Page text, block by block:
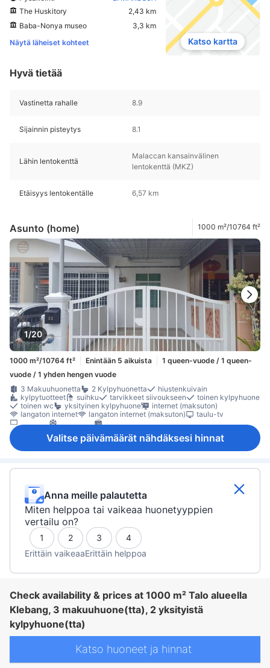
The Huskitory
2,43 km
Baba-Nonya museo
3,3 km
Näytä läheiset kohteet
Katso kartta
Hyvä tietää
Vastinetta rahalle 8.9
Sijainnin pisteytys 8.1
Lähin lentokenttä
Malaccan kansainvälinen
lentokenttä (MKZ)
Etäisyys lentokentälle 6,57 km
Asunto (home) 1000 m²/10764 ft²
1/20
1000 m²/10764 ft² Enintään 5 aikuista
1 queen-vuode / 1 queen-
vuode / 1 yhden hengen vuode
3 Makuuhuonetta
2 Kylpyhuonetta
hiustenkuivain
kylpytuotteet
suihku tarvikkeet siivoukseen
toinen kylpyhuone
toinen wc
yksityinen kylpyhuone
internet (maksuton)
langaton internet
langaton internet (maksuton)
taulu-tv
Pistorasiat vuoteen lähellä
tossut tuuletin
vuodevaatteet
Valitse päivämäärät nähdäksesi hinnat
Anna meille palautetta
Miten helppoa tai vaikeaa huonetyyppien
vertailu on?
1 2 3
4
Erittäin vaikeaaErittäin helppoa
Check availability & prices at 1000 m² Talo alueella
Klebang, 3 makuuhuone(tta), 2 yksityistä
kylpyhuone(tta)
Katso huoneet ja hinnat